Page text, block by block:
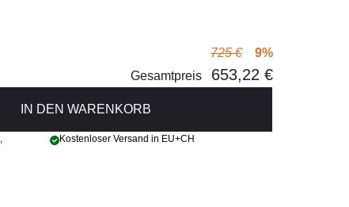
725 €
9%
Gesamtpreis
653,22 €
IN DEN WARENKORB
,
Kostenloser Versand in EU+CH